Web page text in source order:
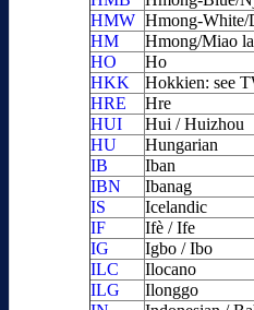
HMW Hmong-White/
HM
Hmong/Miao
HO
Ho
HKK
Hokkien: see
HRE
Hre
HUI
Hui / Huizhou
HU
Hungarian
IB
Iban
IBN
Ibanag
IS
Icelandic
IF
Ifè / Ife
IG
Igbo / Ibo
ILC
Ilocano
ILG
Ilonggo